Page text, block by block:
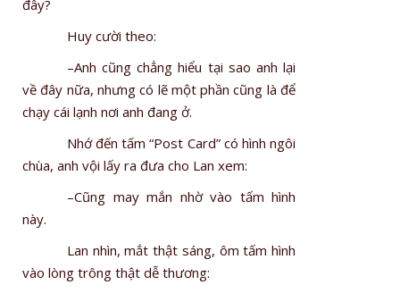
đây?
Huy cười theo:
–Anh cũng chẳng hiểu tại sao anh lại
về đây nữa, nhưng có lẽ một phần cũng là để
chạy cái lạnh nơi anh đang ở.
Nhớ đến tấm “Post Card” có hình ngôi
chùa, anh vội lấy ra đưa cho Lan xem:
–Cũng may mắn nhờ vào tấm hình
này.
Lan nhìn, mắt thật sáng, ôm tấm hình
vào lòng trông thật dễ thương: